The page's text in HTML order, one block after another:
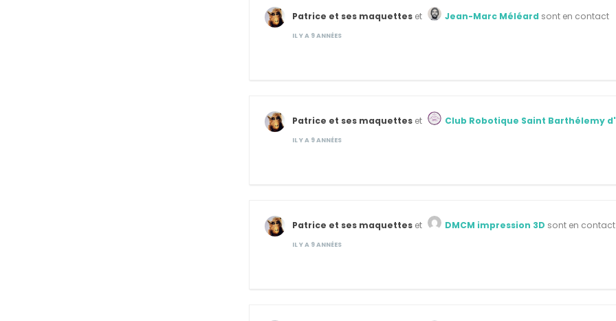
Patrice et ses maquettes et Jean-Marc Méléard sont en contact
IL Y A 9 ANNÉES
Patrice et ses maquettes et Club Robotique Saint Barthélemy
IL Y A 9 ANNÉES
Patrice et ses maquettes et DMCM impression 3D sont en contact
IL Y A 9 ANNÉES